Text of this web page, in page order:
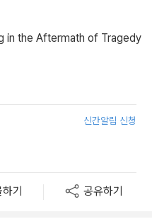
in the Aftermath of Tragedy
신간알림 신청
기 공유하기